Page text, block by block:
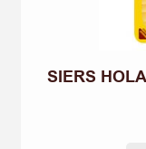
SIERS